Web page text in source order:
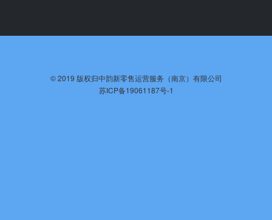
©️ 2019 版权归中韵新零售运营服务（南京）有限公司
苏ICP备19061187号-1